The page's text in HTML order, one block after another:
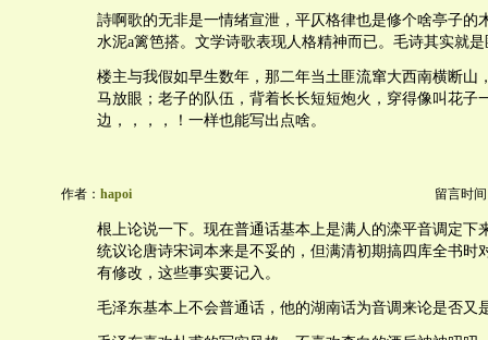
詩啊歌的无非是一情绪宣泄，平仄格律也是修个啥亭子的
水泥a篱笆搭。文学诗歌表现人格精神而已。毛诗其实就
楼主与我假如早生数年，那二年当土匪流窜大西南横断山
马放眼；老子的队伍，背着长长短短炮火，穿得像叫花子
边，，，，！一样也能写出点啥。
作者： hapoi 留言时间
根上论说一下。现在普通话基本上是满人的滦平音调定下
统议论唐诗宋词本来是不妥的，但满清初期搞四库全书时
有修改，这些事实要记入。
毛泽东基本上不会普通话，他的湖南话为音调来论是否又